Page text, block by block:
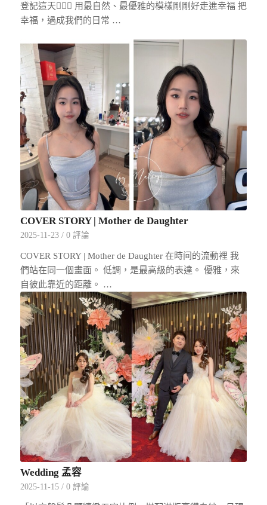
登記這天👰🏻‍♀️ 用最自然、最優雅的模樣剛剛好走進幸福 把
幸福，過成我們的日常 …
COVER STORY | Mother de Daughter
2025-11-23 / 0 評論
COVER STORY | Mother de Daughter 在時间的流動裡 我
們站在同一個畫面。 低調，是最高級的表達。 優雅，來
自彼此靠近的距離。 …
Wedding 孟容
2025-11-15 / 0 評論